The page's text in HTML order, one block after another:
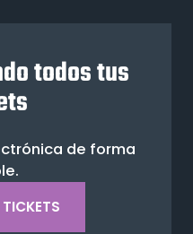
todos tus
de forma